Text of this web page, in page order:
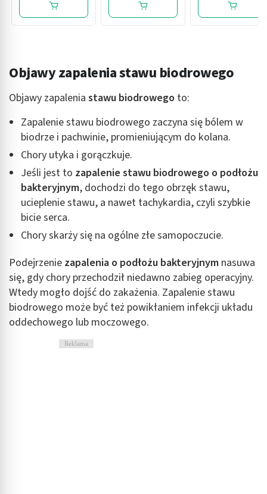
Objawy zapalenia stawu biodrowego
Objawy zapalenia stawu biodrowego to:
Zapalenie stawu biodrowego zaczyna się bólem w
biodrze i pachwinie, promieniującym do kolana.
Chory utyka i gorączkuje.
Jeśli jest to zapalenie stawu biodrowego o podłożu
bakteryjnym, dochodzi do tego obrzęk stawu,
ucieplenie stawu, a nawet tachykardia, czyli szybkie
bicie serca.
Chory skarży się na ogólne złe samopoczucie.
Podejrzenie zapalenia o podłożu bakteryjnym nasuwa
się, gdy chory przechodził niedawno zabieg operacyjny.
Wtedy mogło dojść do zakażenia. Zapalenie stawu
biodrowego może być też powikłaniem infekcji układu
oddechowego lub moczowego.
Reklama